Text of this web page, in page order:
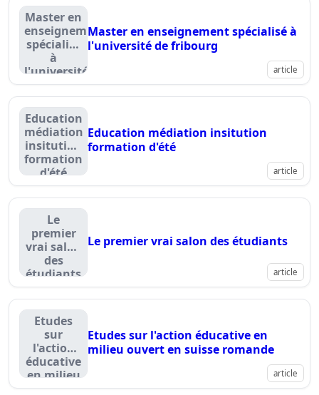
Master en
enseignement
spécialisé
à
l'université
de
fribourg
Master en enseignement spécialisé à
l'université de fribourg
article
Education
médiation
insitution
formation
d'été
Education médiation insitution
formation d'été
article
Le
premier
vrai salon
des
étudiants
Le premier vrai salon des étudiants
article
Etudes
sur
l'action
éducative
en milieu
ouvert en
Etudes sur l'action éducative en
milieu ouvert en suisse romande
article